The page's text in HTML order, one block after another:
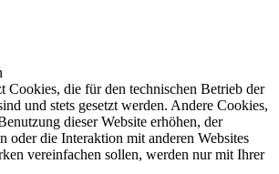
Cookies, die für den technischen Betrieb der
und stets gesetzt werden. Andere Cookies,
dieser Website erhöhen, der
oder die Interaktion mit anderen Websites
vereinfachen sollen, werden nur mit Ihrer